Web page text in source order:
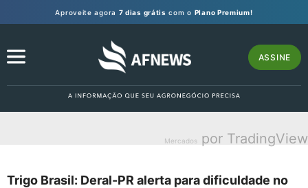
Aproveite agora 7 dias grátis com o Plano Premium!
ASSINE
Mercados por TradingView
Trigo Brasil: Deral-PR alerta para dificuldade no